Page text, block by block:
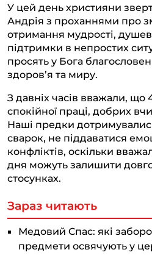
У цей день християни
Андрія з проханнями про
отримання мудрості,
підтримки в непростих
просять у Бога
здоров’я та миру.
З давніх часів вважали,
спокійної праці, добрих
Наші предки
сварок, не піддаватися
конфліктів, оскільки
дня можуть залишити
стосунках.
Зараз читають
Медовий Спас: які
предмети освячують у